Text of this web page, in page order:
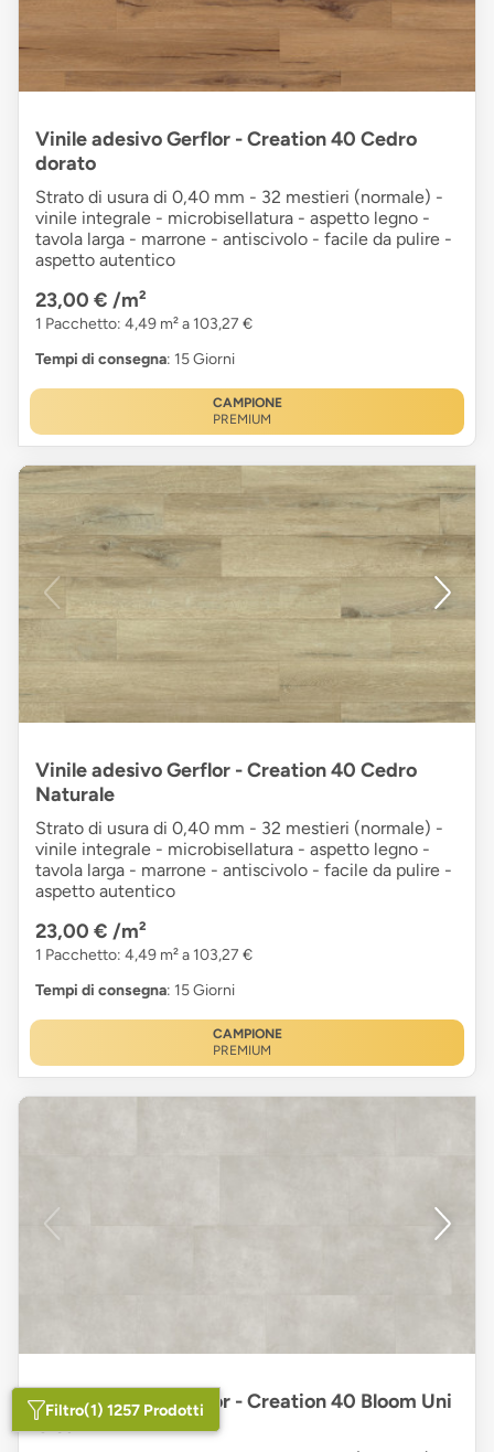
Vinile adesivo Gerflor - Creation 40 Cedro
dorato
Strato di usura di 0,40 mm - 32 mestieri (normale) -
vinile integrale - microbisellatura - aspetto legno -
tavola larga - marrone - antiscivolo - facile da pulire -
aspetto autentico
23,00 € /m²
1 Pacchetto: 4,49 m² a 103,27 €
Tempi di consegna: 15 Giorni
CAMPIONE
PREMIUM
Vinile adesivo Gerflor - Creation 40 Cedro
Naturale
Strato di usura di 0,40 mm - 32 mestieri (normale) -
vinile integrale - microbisellatura - aspetto legno -
tavola larga - marrone - antiscivolo - facile da pulire -
aspetto autentico
23,00 € /m²
1 Pacchetto: 4,49 m² a 103,27 €
Tempi di consegna: 15 Giorni
CAMPIONE
PREMIUM
Vinile adesivo Gerflor - Creation 40 Bloom Uni
Clear XL
Filtro(1) 1257 Prodotti